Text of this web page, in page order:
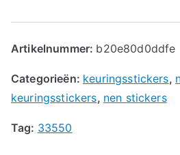
Artikelnummer: b20e80d0ddfe
Categorieën: keuringsstickers,
keuringsstickers, nen stickers
Tag: 33550